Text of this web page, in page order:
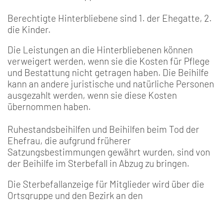
Berechtigte Hinterbliebene sind 1. der Ehegatte, 2.
die Kinder.
Die Leistungen an die Hinterbliebenen können
verweigert werden, wenn sie die Kosten für Pflege
und Bestattung nicht getragen haben. Die Beihilfe
kann an andere juristische und natürliche Personen
ausgezahlt werden, wenn sie diese Kosten
übernommen haben.
Ruhestandsbeihilfen und Beihilfen beim Tod der
Ehefrau, die aufgrund früherer
Satzungsbestimmungen gewährt wurden, sind von
der Beihilfe im Sterbefall in Abzug zu bringen.
Die Sterbefallanzeige für Mitglieder wird über die
Ortsgruppe und den Bezirk an den